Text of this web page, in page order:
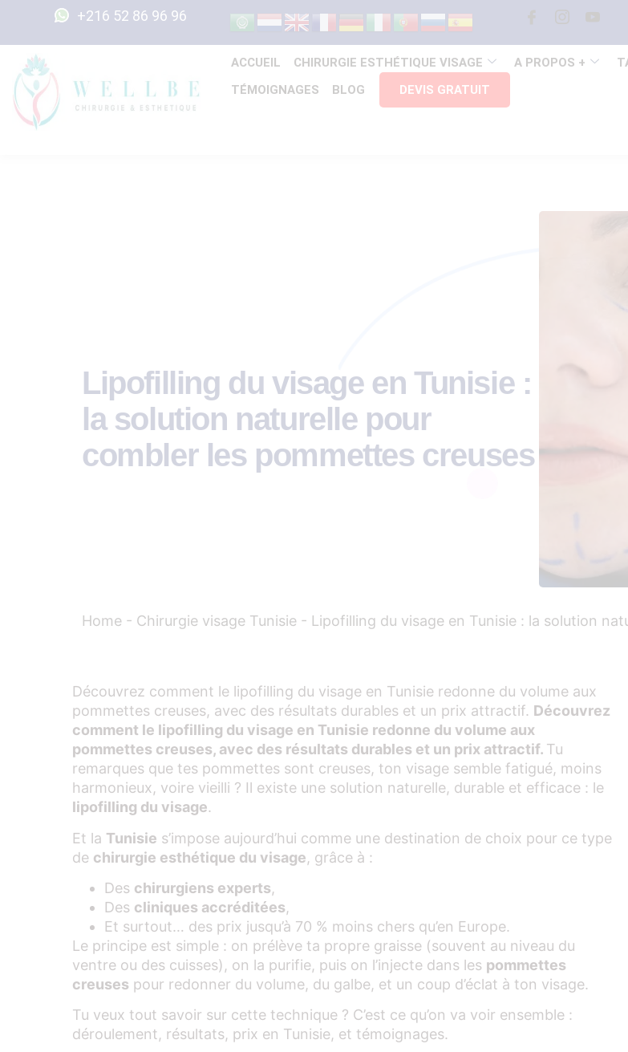
+216 52 86 96 96
ACCUEIL CHIRURGIE ESTHÉTIQUE VISAGE A PROPOS +
TÉMOIGNAGES
BLOG DEVIS GRATUIT
Lipofilling du visage en Tunisie :
la solution naturelle pour
combler les pommettes creuses
Home - Chirurgie visage Tunisie - Lipofilling du visage en Tunisie : la solution
Découvrez comment le lipofilling du visage en Tunisie redonne du volume aux
pommettes creuses, avec des résultats durables et un prix attractif. Découvrez
comment le lipofilling du visage en Tunisie redonne du volume aux
pommettes creuses, avec des résultats durables et un prix attractif. Tu
remarques que tes pommettes sont creuses, ton visage semble fatigué, moins
harmonieux, voire vieilli ? Il existe une solution naturelle, durable et efficace : le
lipofilling du visage.
Et la Tunisie s’impose aujourd’hui comme une destination de choix pour ce type
de chirurgie esthétique du visage, grâce à :
Des chirurgiens experts,
Des cliniques accréditées,
Et surtout… des prix jusqu’à 70 % moins chers qu’en Europe.
Le principe est simple : on prélève ta propre graisse (souvent au niveau du
ventre ou des cuisses), on la purifie, puis on l’injecte dans les pommettes
creuses pour redonner du volume, du galbe, et un coup d’éclat à ton visage.
Tu veux tout savoir sur cette technique ? C’est ce qu’on va voir ensemble :
déroulement, résultats, prix en Tunisie, et témoignages.